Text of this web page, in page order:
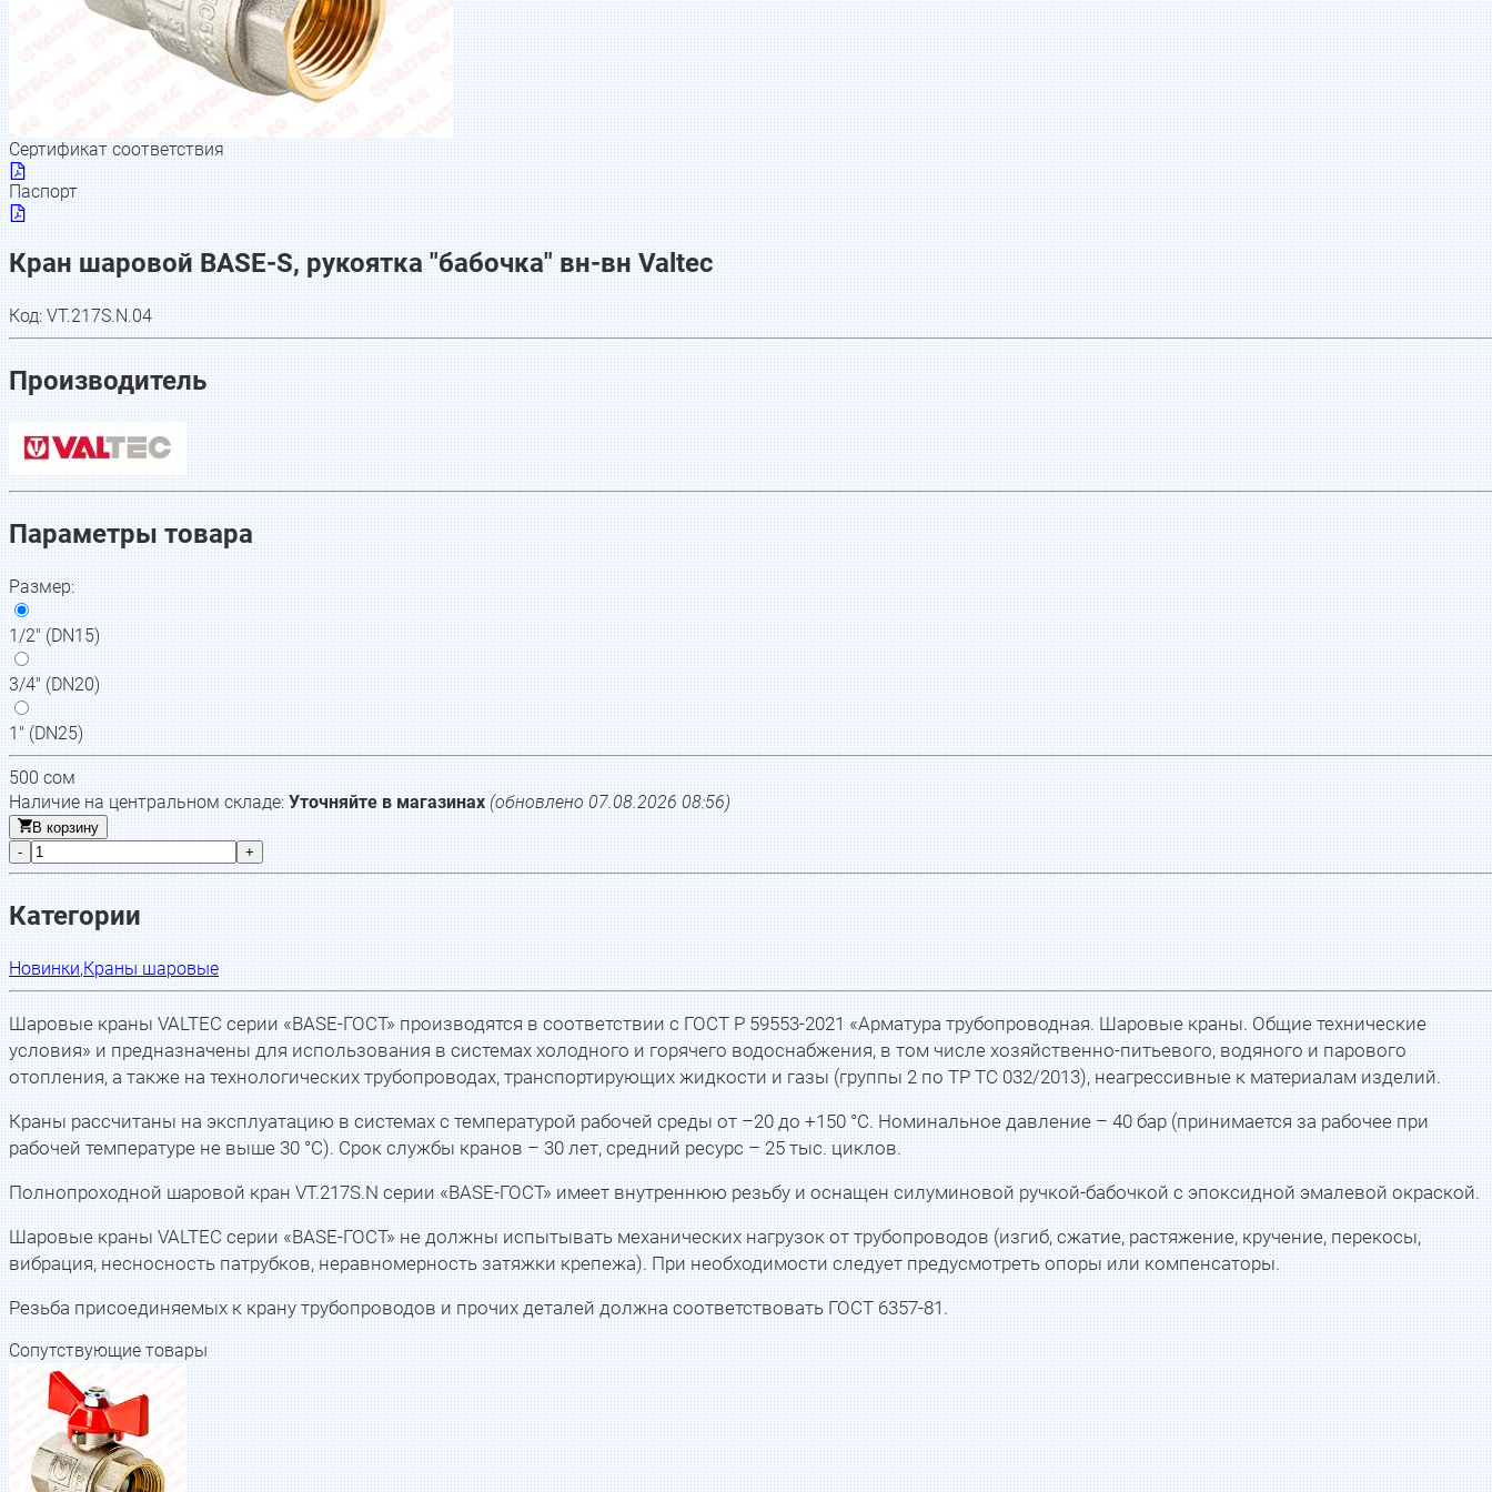
Сертификат соответствия
Паспорт
Кран шаровой BASE-S, рукоятка "бабочка" вн-вн Valtec
Код:VT.217S.N.04
Производитель
Параметры товара
Размер:
1/2" (DN15)
3/4" (DN20)
1" (DN25)
500сом
Наличие на центральном складе: Уточняйте в магазинах (обновлено07.08.2026 08:56)
В корзину
-
+
Категории
Новинки,Краны шаровые
Шаровые краны VALTEC серии «BASE-ГОСТ» производятся в соответствии с ГОСТ Р 59553-2021 «Арматура трубопроводная. Шаровые краны. Общие технические
условия» и предназначены для использования в системах холодного и горячего водоснабжения, в том числе хозяйственно-питьевого, водяного и парового
отопления, а также на технологических трубопроводах, транспортирующих жидкости и газы (группы 2 по ТР ТС 032/2013), неагрессивные к материалам изделий.
Краны рассчитаны на эксплуатацию в системах с температурой рабочей среды от –20 до +150 °С. Номинальное давление – 40 бар (принимается за рабочее при
рабочей температуре не выше 30 °С). Срок службы кранов – 30 лет, средний ресурс – 25 тыс. циклов.
Полнопроходной шаровой кран VT.217S.N серии «BASE-ГОСТ» имеет внутреннюю резьбу и оснащен силуминовой ручкой-бабочкой с эпоксидной эмалевой окраской.
Шаровые краны VALTEC серии «BASE-ГОСТ» не должны испытывать механических нагрузок от трубопроводов (изгиб, сжатие, растяжение, кручение, перекосы,
вибрация, несносность патрубков, неравномерность затяжки крепежа). При необходимости следует предусмотреть опоры или компенсаторы.
Резьба присоединяемых к крану трубопроводов и прочих деталей должна соответствовать ГОСТ 6357-81.
Сопутствующие товары